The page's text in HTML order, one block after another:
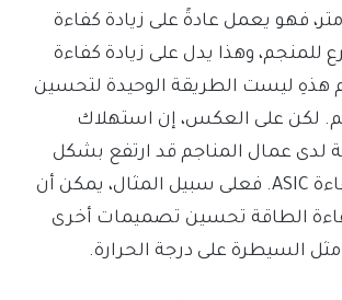
إلى 5 نانومتر، فهو يعمل عادةً على زيادة كفاءة
للمنجم، وهذا يدل على زيادة كفاءة
هذهِ ليست الطريقة الوحيدة لتحسين
لكن على العكس، إن استهلاك
لدى عمال المناجم قد ارتفع بشكل
نتيجة تحسين كفاءة ASIC. فعلى سبيل المثال، يمكن أن
الطاقة تحسين تصميمات أخرى
مثل السيطرة على درجة الحرارة.